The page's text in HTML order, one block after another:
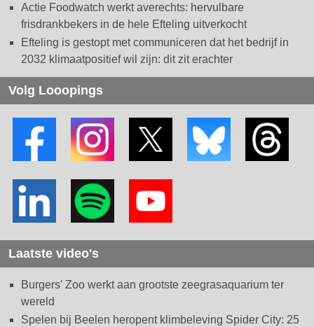
Actie Foodwatch werkt averechts: hervulbare
frisdrankbekers in de hele Efteling uitverkocht
Efteling is gestopt met communiceren dat het bedrijf in
2032 klimaatpositief wil zijn: dit zit erachter
Volg Looopings
Laatste video's
Burgers' Zoo werkt aan grootste zeegrasaquarium ter
wereld
Spelen bij Beelen heropent klimbeleving Spider City: 25